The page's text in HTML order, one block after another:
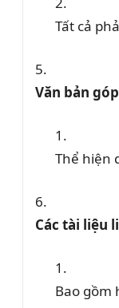
Tất cả
Văn bản
Thể hiện
Các tài liệu
Bao gồm